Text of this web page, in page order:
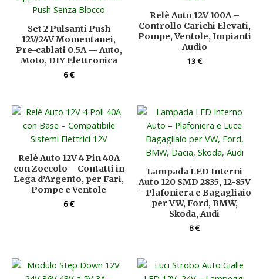
Set 2 Pulsanti Push
12V/24V Momentanei,
Pre-cablati 0.5A — Auto,
Moto, DIY Elettronica
6€
Relè Auto 12V 100A –
Controllo Carichi Elevati,
Pompe, Ventole, Impianti
Audio
13€
Relè Auto 12V 4 Pin 40A
con Zoccolo – Contatti in
Lega d’Argento, per Fari,
Pompe e Ventole
6€
Lampada LED Interni
Auto 120 SMD 2835, 12-85V
– Plafoniera e Bagagliaio
per VW, Ford, BMW,
Skoda, Audi
8€